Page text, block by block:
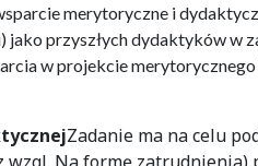
merytoryczne i
jako przyszłych dydaktyków w
w projekcie
Zadanie ma na celu
wzgl. Na formę zatrudnienia)